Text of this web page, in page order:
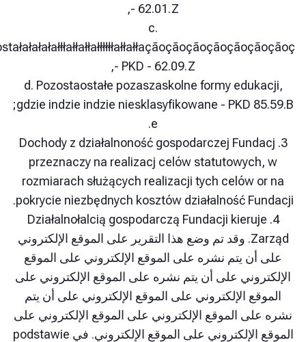
- PKD - 62.09.Z,
d. Pozostaostałe pozaszaskolne formy
gdzie indzie indzie niesklasyfikowane - PKD
3. Dochody z działalnoność gospodarczej
przeznaczy na realizacj celów
rozmiarach służących realizacji tych celów
pokrycie niezbędnych kosztów działalność
4. Działalnołalcią gospodarczą Fundacji
Zarząd. وقد تم وضع هذا التقرير على الموقع الإلكتروني
يتم نشره على الموقع الإلكتروني على الموقع
على أن يتم نشره على الموقع الإلكتروني على
الإلكتروني على الموقع الإلكتروني على أن يتم
الموقع الإلكتروني على الموقع الإلكتروني على
الموقع الإلكتروني على الموقع الإلكتروني. في podstawie